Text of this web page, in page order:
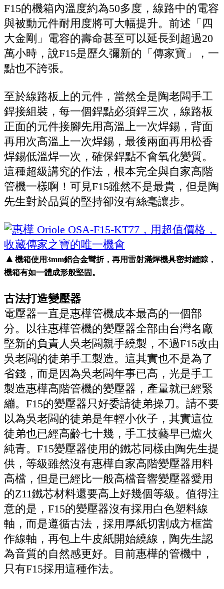
F15的機箱內溫度約為50多度，線路中的電容
與被動元件耐用度將可大幅提升。前述「四
大金剛」電容的壽命甚至可以延長到超過20
萬小時，說F15是歷久彌新的「傳家寶」，一
點也不誇張。
至於線路板上的元件，當然全是陶老闆手工
銲接組裝，每一個銲點必須銲三次，線路板
正面的元件接腳先用高溫上一次焊錫，背面
再用次高溫上一次焊錫，最後兩面再用松香
焊錫低溫焊一次，確保銲點不會氧化變質。
這種超級講究的作法，根本完全與自家高階
管機一樣啊！可見F15雖然不是最貴，但是陶
先生對於品質的堅持卻沒有絲毫讓步。
▲ 機箱使用3mm鋁合金彎折，再用雷射滿焊機具密封縫隙，
機箱有如一體成形般堅固。
古法打造變壓器
電壓器一直是惠樺管機成本最高的一個部
分。以往惠樺管機的變壓器全部由台灣名廠
堅新的負責人吳老闆親手繞製，不過F15改由
吳老闆的徒弟手工製造。這其實也不是為了
省錢，而是因為吳老闆年事已高，光是手工
製造惠樺高階管機的變壓器，產量就已經緊
繃。F15的變壓器只好委請徒弟操刀。請不要
以為吳老闆的徒弟是年輕小伙子，其實這位
徒弟也已經高齡七十幾，手工技藝早已爐火
純青。F15變壓器使用的鐵芯同樣由陶先生提
供，等級雖然沒有惠樺自家高階變壓器用料
高檔，但是已經比一般高檔音響變壓器愛用
的Z11鐵芯材料還要高上好幾個等級。值得注
意的是，F15的變壓器沒有採用白色塑料線
軸，而是遵循古法，採用厚紙切割成方框當
作線軸，再包上牛皮紙開始繞線，陶先生認
為音質的自然感更好。目前惠樺的管機中，
只有F15採用這種作法。